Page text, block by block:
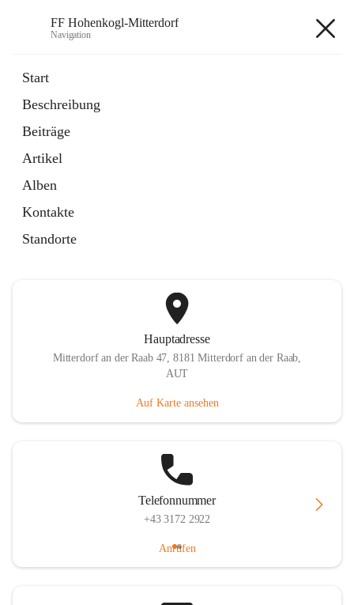
FF Hohenkogl-Mitterdorf
Navigation
Start
Beschreibung
Beiträge
Artikel
Alben
Kontakte
Standorte
Artikel
in
Tab
LLZ Einsatzübersicht
öffnet
in
neuem
Tab
Hauptadresse
Mitterdorf an der Raab 47, 8181 Mitterdorf an der Raab,
AUT
Auf Karte ansehen
Telefonnummer
+43 3172 2922
Anrufen